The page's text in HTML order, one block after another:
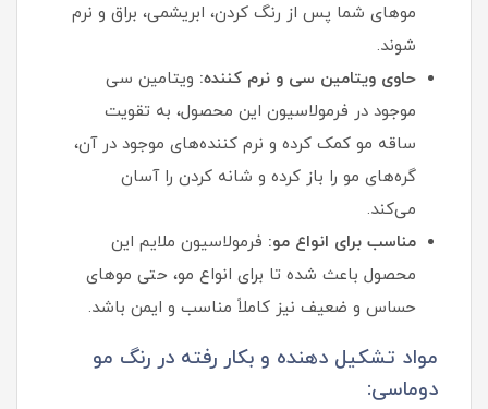
موهای شما پس از رنگ کردن، ابریشمی، براق و نرم
شوند.
حاوی ویتامین سی و نرم‌ کننده: ویتامین سی
موجود در فرمولاسیون این محصول، به تقویت
ساقه مو کمک کرده و نرم‌ کننده‌های موجود در آن،
گره‌های مو را باز کرده و شانه کردن را آسان
می‌کند.
مناسب برای انواع مو: فرمولاسیون ملایم این
محصول باعث شده تا برای انواع مو، حتی موهای
حساس و ضعیف نیز کاملاً مناسب و ایمن باشد.
مواد تشکیل دهنده و بکار رفته در رنگ مو
دوماسی: